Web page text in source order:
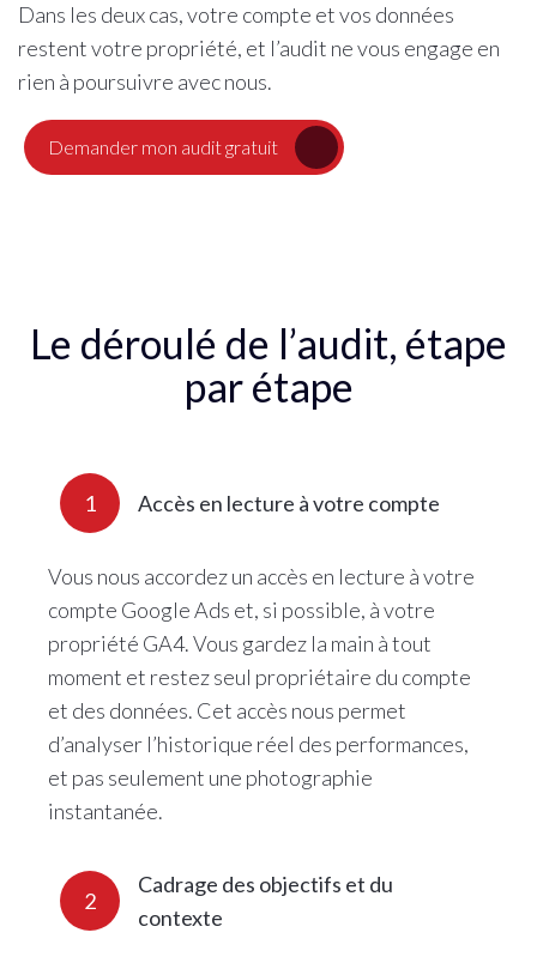
Dans les deux cas, votre compte et vos données
restent votre propriété, et l’audit ne vous engage en
rien à poursuivre avec nous.
Demander mon audit gratuit
Le déroulé de l’audit, étape
par étape
1 Accès en lecture à votre compte
Vous nous accordez un accès en lecture à votre
compte Google Ads et, si possible, à votre
propriété GA4. Vous gardez la main à tout
moment et restez seul propriétaire du compte
et des données. Cet accès nous permet
d’analyser l’historique réel des performances,
et pas seulement une photographie
instantanée.
2
Cadrage des objectifs et du
contexte